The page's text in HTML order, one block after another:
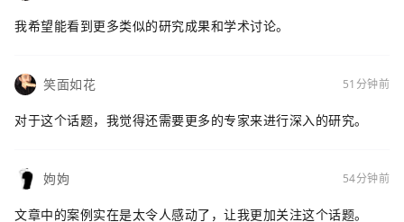
我希望能看到更多类似的研究成果和学术讨论。
笑面如花 51分钟前
对于这个话题，我觉得还需要更多的专家来进行深入的研究。
姁姁 54分钟前
文章中的案例实在是太令人感动了，让我更加关注这个话题。